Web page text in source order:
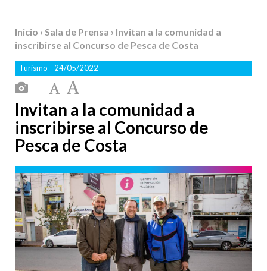
Inicio › Sala de Prensa › Invitan a la comunidad a
inscribirse al Concurso de Pesca de Costa
Turismo - 24/05/2022
Invitan a la comunidad a
inscribirse al Concurso de
Pesca de Costa